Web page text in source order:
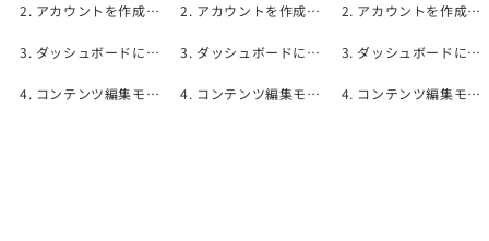
はじめに
2. アカウントを作成する
3. ダッシュボードについて
4. コンテンツ編集モード
2. アカウントを作成する
3. ダッシュボードについて
4. コンテンツ編集モード
2. アカウントを作成する
3. ダッシュボードについて
4. コンテンツ編集モード